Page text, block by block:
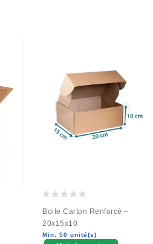
out
of
5
Boite Carton Renforcé –
20x15x10
Min. 50 unité(s)